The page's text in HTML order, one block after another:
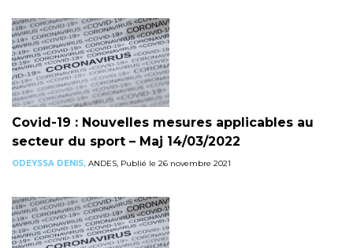
Covid-19 : Nouvelles mesures applicables au
secteur du sport – Maj 14/03/2022
ODEYSSA DENIS, ANDES, Publié le 26 novembre 2021